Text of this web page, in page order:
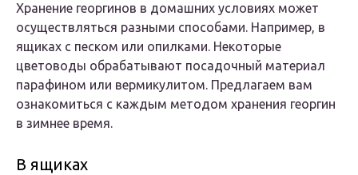
Хранение георгинов в домашних условиях может
осуществляться разными способами. Например, в
ящиках с песком или опилками. Некоторые
цветоводы обрабатывают посадочный материал
парафином или вермикулитом. Предлагаем вам
ознакомиться с каждым методом хранения георгин
в зимнее время.
В ящиках